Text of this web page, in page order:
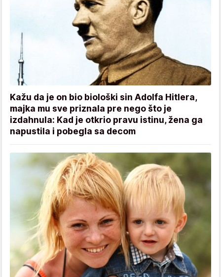
Kažu da je on bio biološki sin Adolfa Hitlera,
majka mu sve priznala pre nego što je
izdahnula: Kad je otkrio pravu istinu, žena ga
napustila i pobegla sa decom